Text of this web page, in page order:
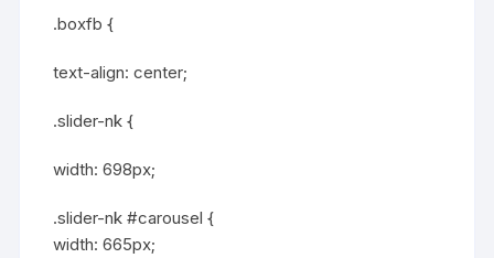
.boxfb {
text-align: center;
.slider-nk {
width: 698px;
.slider-nk #carousel {
width: 665px;